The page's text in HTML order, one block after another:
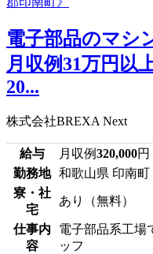
電子部品のマシ
月収例31万円以
20...
株式会社BREXA Next
給与 月収例320,000円
勤務地 和歌山県 印南町
寮・社
宅
あり（無料）
仕事内
容
電子部品系工場
ッフ